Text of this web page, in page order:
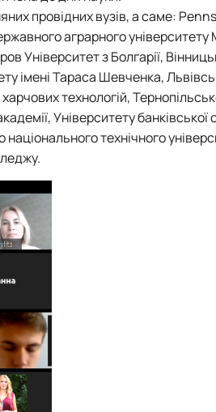
кластерів …
фак…
провідних вузів, а саме:
аграрного
Університет з Болгарії,
імені Тараса Шевченка,
технологій,
Університету банківської
технічного